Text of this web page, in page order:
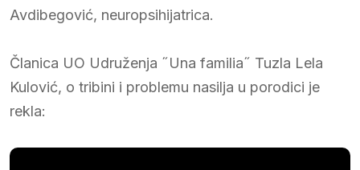
Avdibegović, neuropsihijatrica.
Članica UO Udruženja ˝Una familia˝ Tuzla Lela
Kulović, o tribini i problemu nasilja u porodici je
rekla: